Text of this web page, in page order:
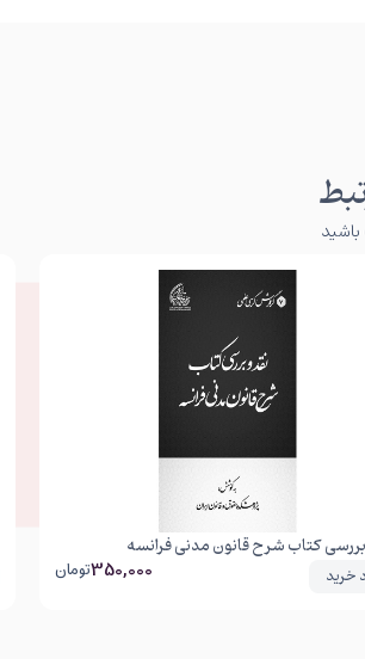
کتاب شرح قانون مدنی فرانسه
خرید 350,000تومان